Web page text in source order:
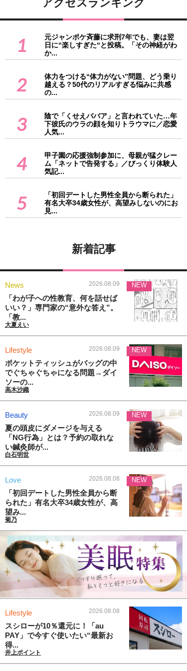
アクセスランキング
1
元ジャンポケ斉藤に求刑7年でも、妻は翌
日に“楽しすぎた“と投稿。「その神経がわ
か...
2
体力をつける“体力がない”問題、どう乗り
越える？50代のリアルすぎる悩みに共感
の...
3
陰で「くせえババア」と言われていた…年
下彼氏のウラの顔を知りトラウマに／恋愛
人気...
4
甲子園の応援強制参加に、母親が猛クレー
ム「ネットで告発する」／びっくり体験人
気記...
5
「初回デートした男性全員から断られた」
有名大卒34歳女性が、高望みしないのにお
見...
新着記事
News 2026.08.09
「わが子への性教育、何を話せば
いい？」専門家の“意外な答え”。
「教...
大夏えい
NEW
Lifestyle 2026.08.09
ポケットティッシュがバッグの中
でぐちゃぐちゃになる問題→ダイ
ソーの...
高木沙織
NEW
Beauty 2026.08.09
夏の頭皮にダメージを与える
「NG行為」とは？予約の取れな
い鍼灸師が...
白石明世
NEW
Love 2026.08.08
「初回デートした男性全員から断
られた」有名大卒34歳女性が、高
望み...
菊乃
NEW
Lifestyle 2026.08.08
スシローが10％還元に！「au
PAY」で今すぐ使いたい“最新お
得...
井上ポイント